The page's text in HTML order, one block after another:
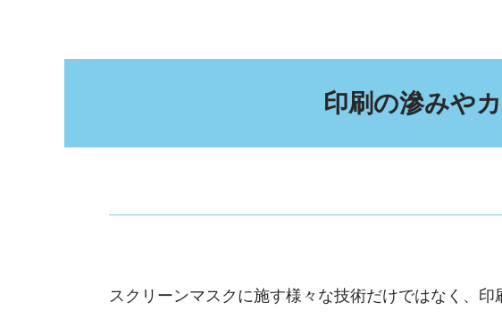
印刷の滲みや
スクリーンマスクに施す様々な技術だけではなく、